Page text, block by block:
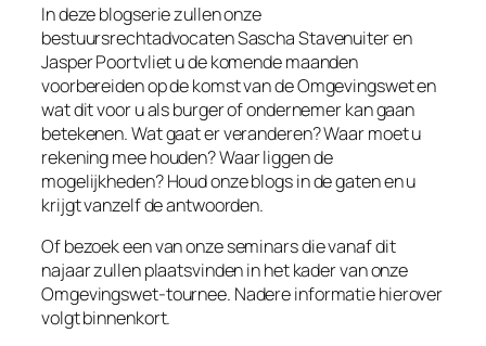
In deze blogserie zullen onze
bestuursrechtadvocaten Sascha Stavenuiter en
Jasper Poortvliet u de komende maanden
voorbereiden op de komst van de Omgevingswet en
wat dit voor u als burger of ondernemer kan gaan
betekenen. Wat gaat er veranderen? Waar moet u
rekening mee houden? Waar liggen de
mogelijkheden? Houd onze blogs in de gaten en u
krijgt vanzelf de antwoorden.
Of bezoek een van onze seminars die vanaf dit
najaar zullen plaatsvinden in het kader van onze
Omgevingswet-tournee. Nadere informatie hierover
volgt binnenkort.